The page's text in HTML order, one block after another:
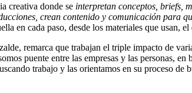
creativa donde se interpretan conceptos, briefs,
crean contenido y comunicación para
en cada paso, desde los materiales que usan,
remarca que trabajan el triple impacto de
puente entre las empresas y las personas,
trabajo y las orientamos en su proceso